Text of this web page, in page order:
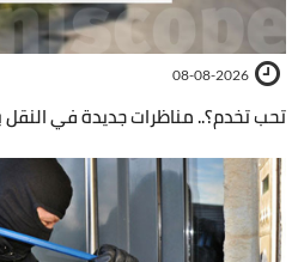
08-08-2026
تحب تخدم؟.. مناظرات جديدة في